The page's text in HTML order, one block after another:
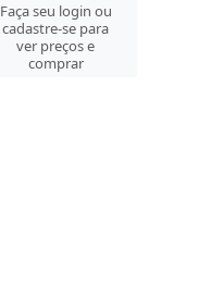
Faça seu login ou
cadastre-se para
ver preços e
comprar